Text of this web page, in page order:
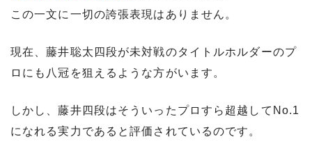
この一文に一切の誇張表現はありません。
現在、藤井聡太四段が未対戦のタイトルホルダーのプ
ロにも八冠を狙えるような方がいます。
しかし、藤井四段はそういったプロすら超越してNo.1
になれる実力であると評価されているのです。